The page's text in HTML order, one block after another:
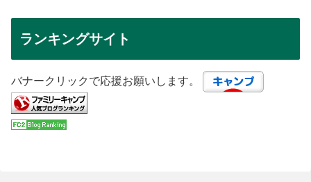
ランキングサイト
バナークリックで応援お願いします。